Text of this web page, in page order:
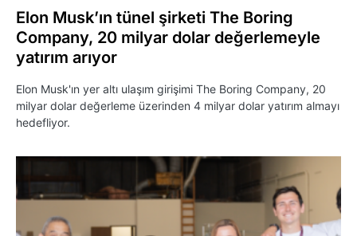
Elon Musk’ın tünel şirketi The Boring
Company, 20 milyar dolar değerlemeyle
yatırım arıyor
Elon Musk'ın yer altı ulaşım girişimi The Boring Company, 20
milyar dolar değerleme üzerinden 4 milyar dolar yatırım almayı
hedefliyor.